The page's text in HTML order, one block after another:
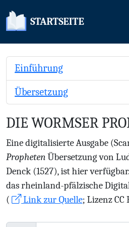
STARTSEITE
Einführung
Übersetzung
DIE WORMSER
Eine digitalisierte Ausgabe
ProphetenÜbersetzung von
Denck (1527), ist hier
das rheinland-pfälzische
(
Link zur Quelle; Lizenz CC